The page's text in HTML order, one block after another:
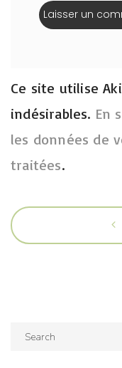
Ce site utilise
indésirables. En
les données de
traitées.